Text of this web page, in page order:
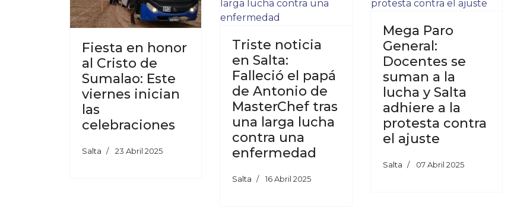
Fiesta en honor
al Cristo de
Sumalao: Este
viernes inician
las
celebraciones
Salta 23 Abril 2025
Triste noticia
en Salta:
Falleció el papá
de Antonio de
MasterChef tras
una larga lucha
contra una
enfermedad
Salta 16 Abril 2025
Mega Paro
General:
Docentes se
suman a la
lucha y Salta
adhiere a la
protesta contra
el ajuste
Salta 07 Abril 2025